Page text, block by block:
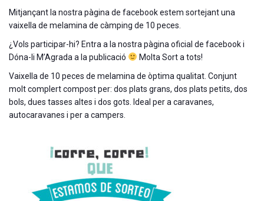
Mitjançant la nostra pàgina de facebook estem sortejant una
vaixella de melamina de càmping de 10 peces.
¿Vols participar-hi? Entra a la nostra pàgina oficial de facebook i
Dóna-li M’Agrada a la publicació
Molta Sort a tots!
Vaixella de 10 peces de melamina de òptima qualitat. Conjunt
molt complert compost per: dos plats grans, dos plats petits, dos
bols, dues tasses altes i dos gots. Ideal per a caravanes,
autocaravanes i per a campers.